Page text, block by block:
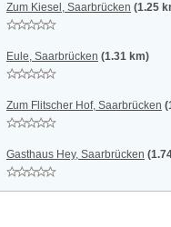
Zum Kiesel, Saarbrücken (1.25
Eule, Saarbrücken (1.31 km)
Zum Flitscher Hof, Saarbrücken
Gasthaus Hey, Saarbrücken